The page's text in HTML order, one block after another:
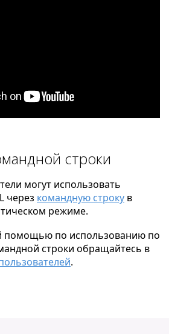
строки
могут использовать
через командную строку в
режиме.
помощью по использованию по
строки обращайтесь в
.